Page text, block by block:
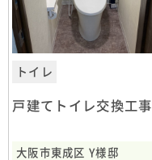
トイレ
戸建てトイレ交換工事
大阪市東成区 Y様邸